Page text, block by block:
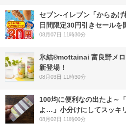
セブン‐イレブン「からあ
日間限定30円引きセールを
08月07日 11時30分
氷結®mottainai 富良野メロ
新登場！
08月03日 11時30分
100均に便利なの出たよ～
よ…」小分けにしてスッキ
08月02日 11時00分